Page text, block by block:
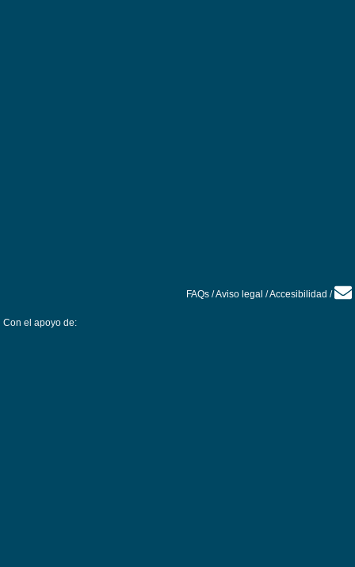
FAQs /Aviso legal /Accesibilidad /
Con el apoyo de: